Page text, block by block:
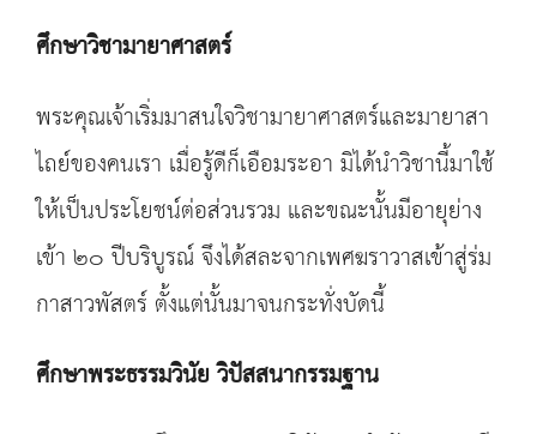
ศึกษาวิชามายาศาสตร์
พระคุณเจ้าเริ่มมาสนใจวิชามายาศาสตร์และมายาสา
ไถย์ของคนเรา เมื่อรู้ดีก็เอือมระอา มิได้นำวิชานี้มาใช้
ให้เป็นประโยชน์ต่อส่วนรวม และขณะนั้นมีอายุย่าง
เข้า ๒๐ ปีบริบูรณ์ จึงได้สละจากเพศฆราวาสเข้าสู่ร่ม
กาสาวพัสตร์ ตั้งแต่นั้นมาจนกระทั่งบัดนี้
ศึกษาพระธรรมวินัย วิปัสสนากรรมฐาน